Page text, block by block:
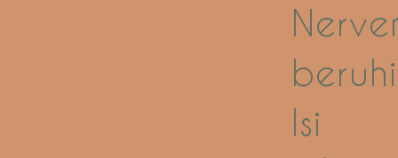
Isi